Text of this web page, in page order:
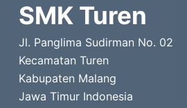
SMK Turen
Jl. Panglima Sudirman No. 02
Kecamatan Turen
Kabupaten Malang
Jawa Timur Indonesia